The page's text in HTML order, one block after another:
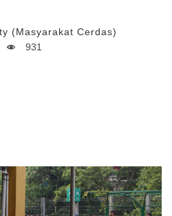
(Masyarakat Cerdas)
931